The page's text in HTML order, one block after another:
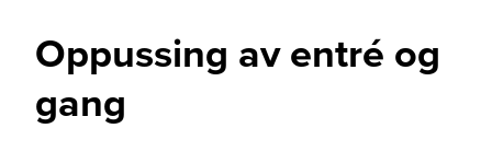
Oppussing av entré og
gang